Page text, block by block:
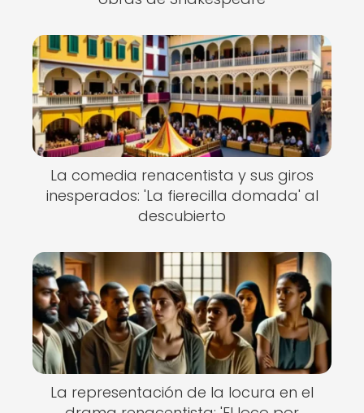
La comedia renacentista y sus giros
inesperados: 'La fierecilla domada' al
descubierto
La representación de la locura en el